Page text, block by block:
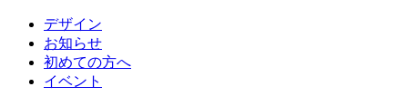
デザイン
お知らせ
初めての方へ
イベント